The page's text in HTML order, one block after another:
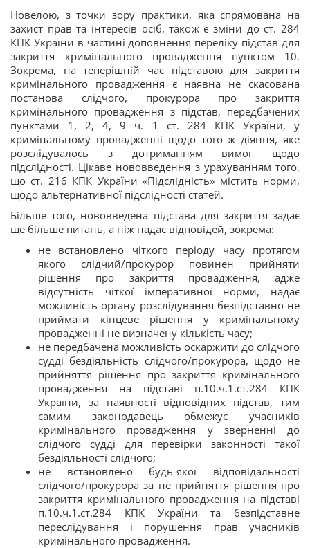
Новелою, з точки зору практики, яка спрямована на
захист прав та інтересів осіб, також є зміни до ст. 284
КПК України в частині доповнення переліку підстав для
закриття кримінального провадження пунктом 10.
Зокрема, на теперішній час підставою для закриття
кримінального провадження є наявна не скасована
постанова слідчого, прокурора про закриття
кримінального провадження з підстав, передбачених
пунктами 1, 2, 4, 9 ч. 1 ст. 284 КПК України, у
кримінальному провадженні щодо того ж діяння, яке
розслідувалось з дотриманням вимог щодо
підслідності. Цікаве нововведення з урахуванням того,
що ст. 216 КПК України «Підслідність» містить норми,
щодо альтернативної підслідності статей.
Більше того, нововведена підстава для закриття задає
ще більше питань, а ніж надає відповідей, зокрема:
не встановлено чіткого періоду часу протягом
якого слідчий/прокурор повинен прийняти
рішення про закриття провадження, адже
відсутність чіткої імперативної норми, надає
можливість органу розслідування безпідставно не
приймати кінцеве рішення у кримінальному
провадженні не визначену кількість часу;
не передбачена можливість оскаржити до слідчого
судді бездіяльність слідчого/прокурора, щодо не
прийняття рішення про закриття кримінального
провадження на підставі п.10.ч.1.ст.284 КПК
України, за наявності відповідних підстав, тим
самим законодавець обмежує учасників
кримінального провадження у зверненні до
слідчого судді для перевірки законності такої
бездіяльності слідчого;
не встановлено будь-якої відповідальності
слідчого/прокурора за не прийняття рішення про
закриття кримінального провадження на підставі
п.10.ч.1.ст.284 КПК України та безпідставне
переслідування і порушення прав учасників
кримінального провадження.